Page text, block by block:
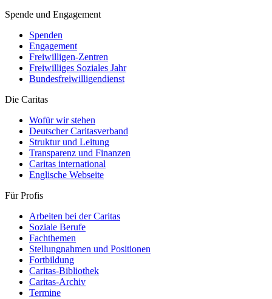
Spende und Engagement
Spenden
Engagement
Freiwilligen-Zentren
Freiwilliges Soziales Jahr
Bundesfreiwilligendienst
Die Caritas
Wofür wir stehen
Deutscher Caritasverband
Struktur und Leitung
Transparenz und Finanzen
Caritas international
Englische Webseite
Für Profis
Arbeiten bei der Caritas
Soziale Berufe
Fachthemen
Stellungnahmen und Positionen
Fortbildung
Caritas-Bibliothek
Caritas-Archiv
Termine